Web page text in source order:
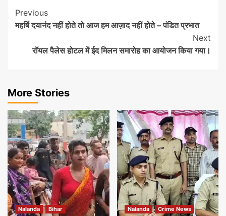
Post
Navigation
Previous
महर्षि दयानंद नहीं होते तो आज हम आज़ाद नहीं होते – पंडित प्रभात
Next
रॉयल पैलेस होटल में ईद मिलन समारोह का आयोजन किया गया।
More Stories
Nalanda Bihar Nalanda Crime News